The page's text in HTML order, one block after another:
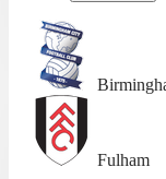
Fulham